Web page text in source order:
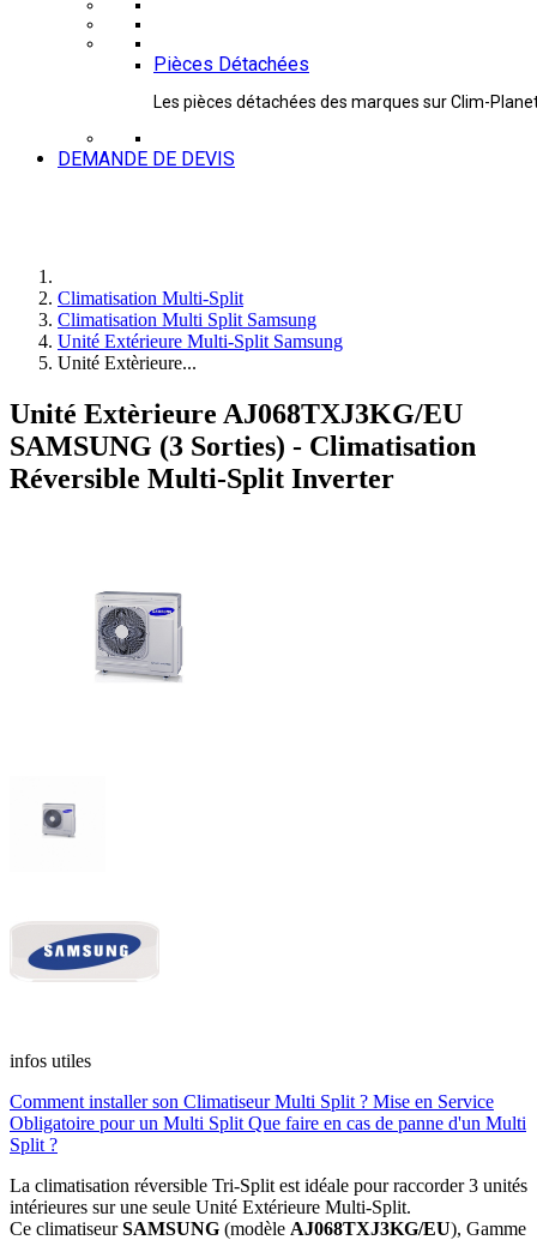
Pièces Détachées
Les pièces détachées des marques sur Clim-
DEMANDE DE DEVIS
Climatisation Multi-Split
Climatisation Multi Split Samsung
Unité Extérieure Multi-Split Samsung
Unité Extèrieure...
Unité Extèrieure AJ068TXJ3KG/EU
SAMSUNG (3 Sorties) - Climatisation
Réversible Multi-Split Inverter
infos utiles
Comment installer son Climatiseur Multi Split ? Mise en Service
Obligatoire pour un Multi Split Que faire en cas de panne d'un Multi
Split ?
La climatisation réversible Tri-Split est idéale pour raccorder 3 unités
intérieures sur une seule Unité Extérieure Multi-Split.
Ce climatiseurSAMSUNG (modèle AJ068TXJ3KG/EU), Gamme